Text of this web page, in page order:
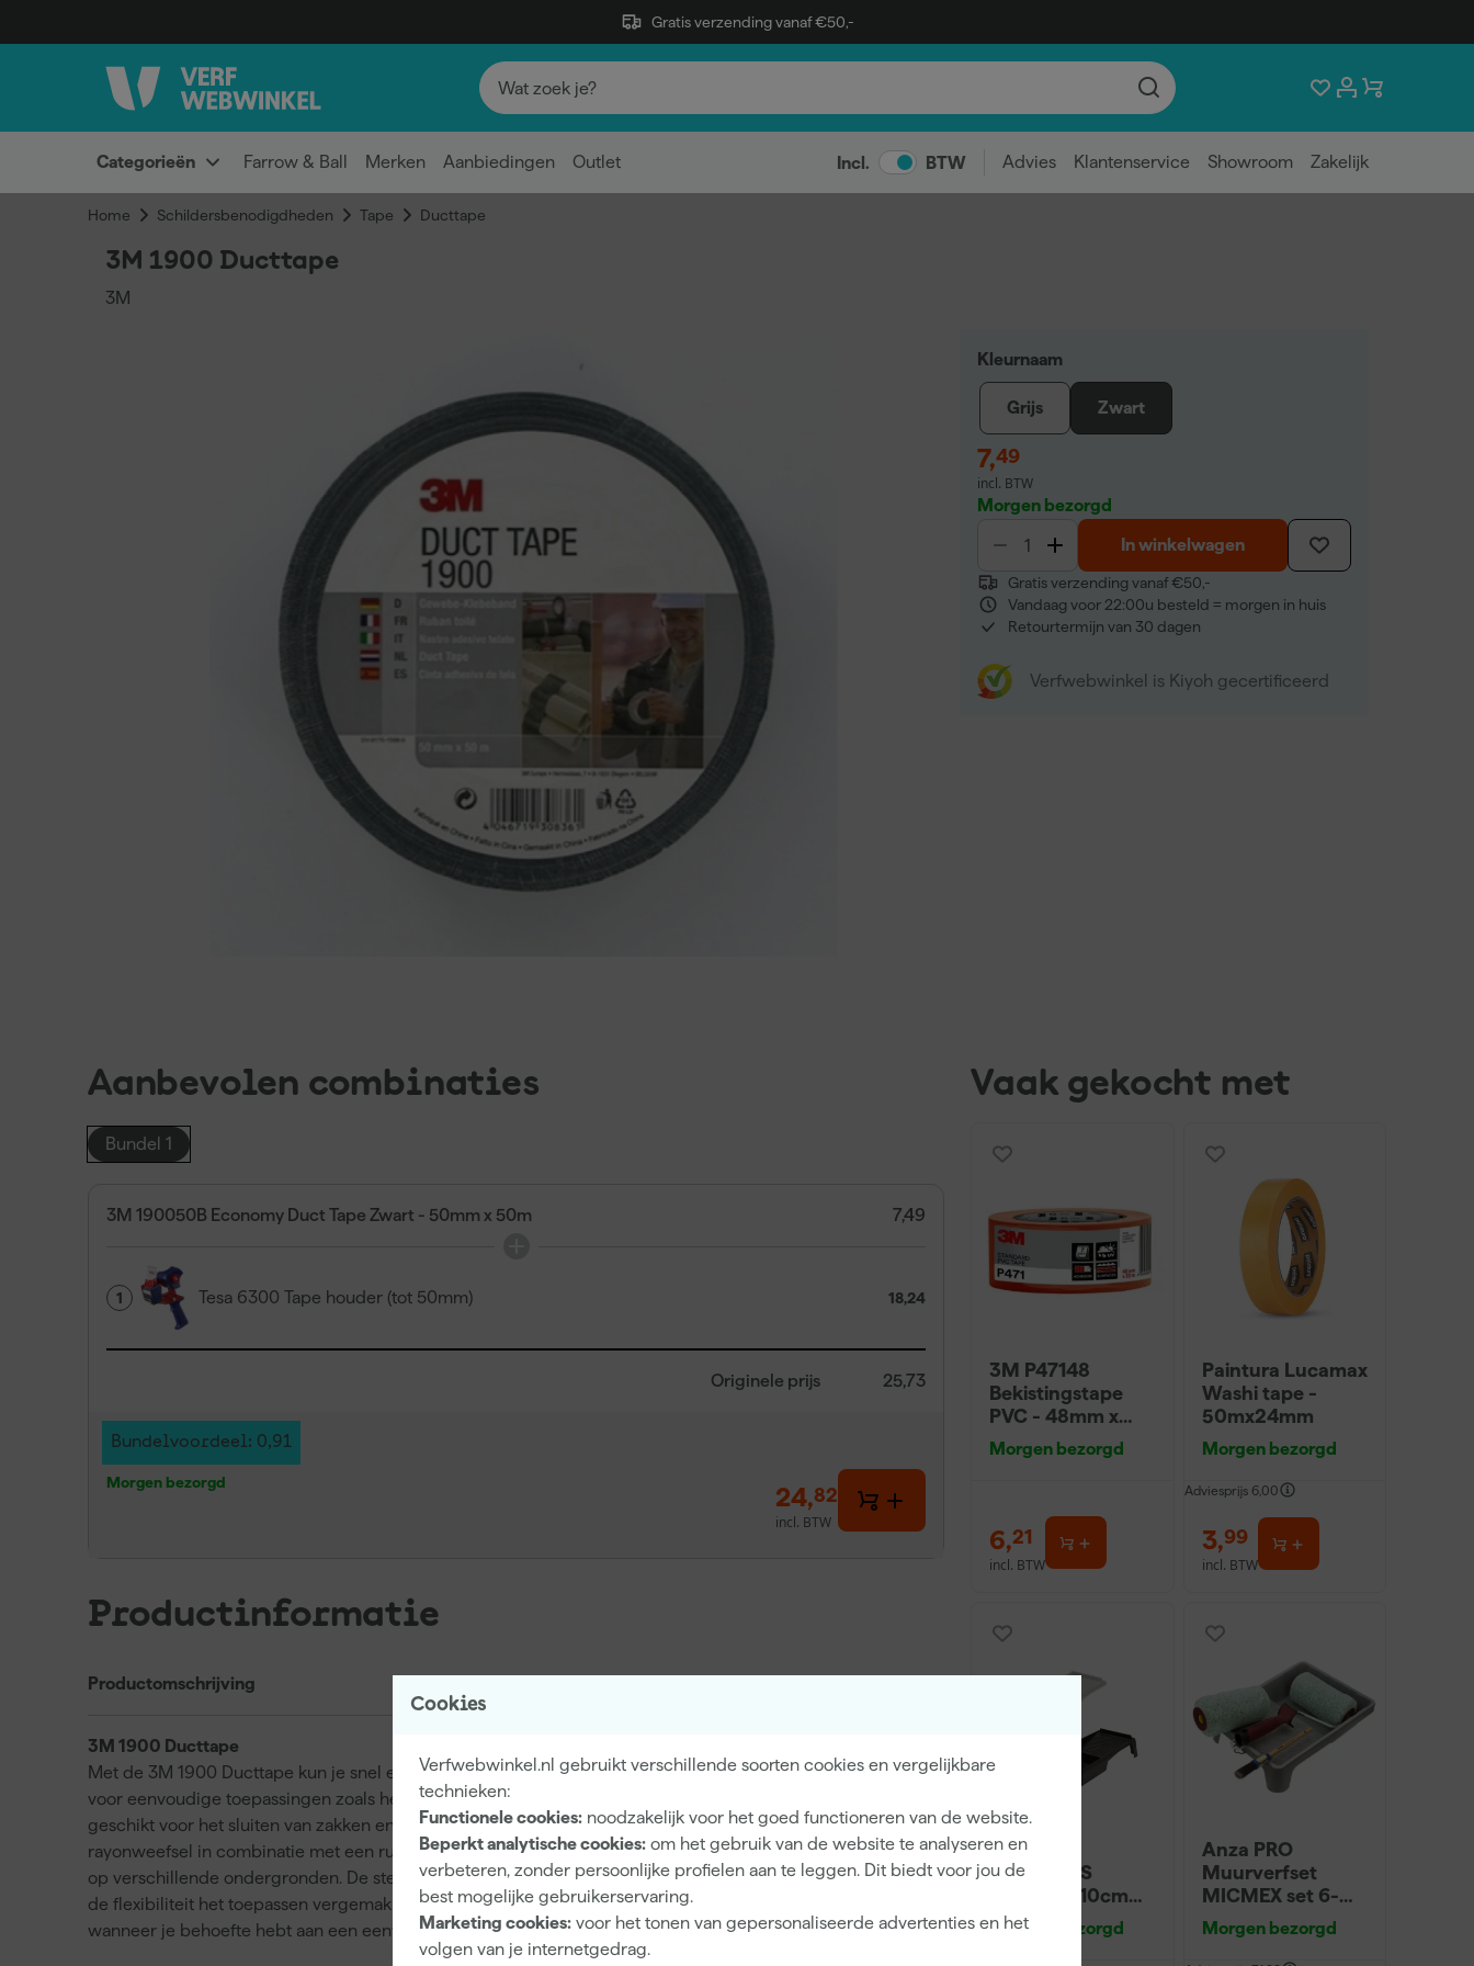
Gratis verzending vanaf €50,-
Categorieën Farrow & Ball Merken Aanbiedingen Outlet Incl. BTW Advies Klantenservice Showroom Zakelijk
Home Schildersbenodigdheden Tape Ducttape
Cookies
Verfwebwinkel.nl gebruikt verschillende soorten cookies en vergelijkbare
technieken:
Functionele cookies: noodzakelijk voor het goed functioneren van de website.
Beperkt analytische cookies: om het gebruik van de website te analyseren en
verbeteren, zonder persoonlijke profielen aan te leggen. Dit biedt voor jou de
best mogelijke gebruikerservaring.
Marketing cookies: voor het tonen van gepersonaliseerde advertenties en het
volgen van je internetgedrag.
3M 1900 Ducttape
3M
Kleurnaam
Grijs Zwart
7,49
incl. BTW
Morgen bezorgd
In winkelwagen
Gratis verzending vanaf €50,-
Vandaag voor 22:00u besteld = morgen in huis
Retourtermijn van 30 dagen
Verfwebwinkel is Kiyoh gecertificeerd
Aanbevolen combinaties
Bundel 1
3M 190050B Economy Duct Tape Zwart - 50mm x 50m 7,49
1 Tesa 6300 Tape houder (tot 50mm) 18,24
Originele prijs 25,73
Bundelvoordeel: 0,91
Morgen bezorgd
24,82
incl. BTW
Productinformatie
Productomschrijving
3M 1900 Ducttape
Met de 3M 1900 Ducttape kun je snel en efficiënt aan de slag bij uiteenlopende klussen. Deze tape is ideaal
voor eenvoudige toepassingen zoals het tijdelijk vastzetten van stucloper en afdekfolie, maar ook uitstekend
geschikt voor het sluiten van zakken en dozen of het bundelen van kabels en snoeren. Dankzij het PE
rayonweefsel in combinatie met een rubberhars kleeflaag biedt deze ducttape een betrouwbare hechting
op verschillende ondergronden. De stevige structuur zorgt ervoor dat je snel en netjes te werk gaat, terwijl
de flexibiliteit het toepassen vergemakkelijkt. Kies voor praktische veelzijdigheid en betrouwbaarheid
wanneer je behoefte hebt aan een eenvoudige, doeltreffende tape-oplossing.
Vaak gekocht met
3M P47148
Bekistingstape
PVC - 48mm x
33m
Morgen bezorgd
6,21
incl. BTW
Paintura Lucamax
Washi tape -
50mx24mm
Morgen bezorgd
Adviesprijs 6,00
3,99
incl. BTW
Go!Paint
Economy S
Verfbak - 10cm
Roller - 15 x 32 cm
+ 5 inzetbakken
Morgen bezorgd
Anza PRO
Muurverfset
MICMEX set 6-
delig
Morgen bezorgd